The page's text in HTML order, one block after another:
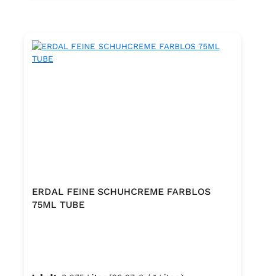
ERDAL FEINE SCHUHCREME FARBLOS
75ML TUBE